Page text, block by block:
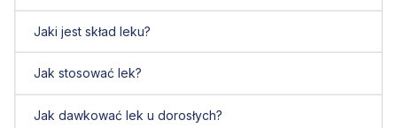
Jaki jest skład leku?
Jak stosować lek?
Jak dawkować lek u dorosłych?